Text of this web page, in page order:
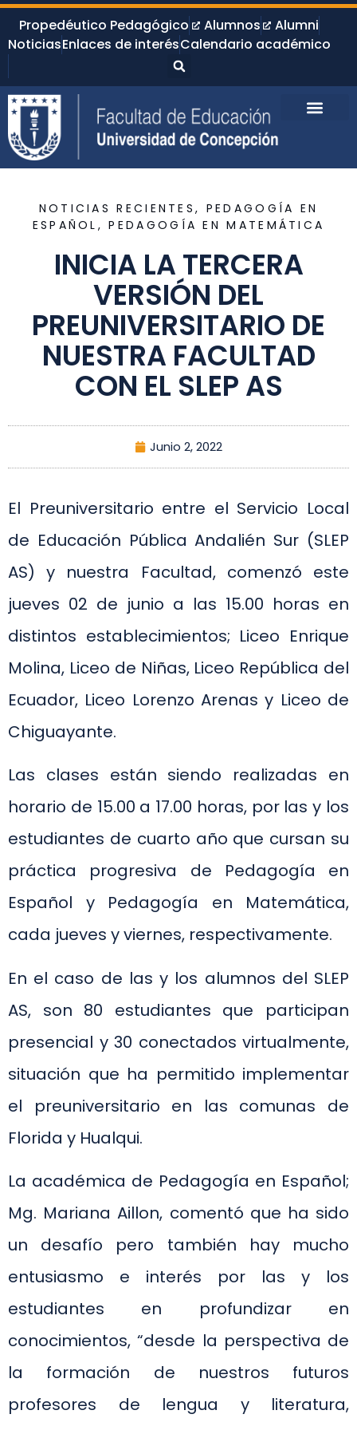
Propedéutico Pedagógico Alumnos
Alumni
NoticiasEnlaces de interésCalendario académico
NOTICIAS RECIENTES, PEDAGOGÍA EN
ESPAÑOL ,PEDAGOGÍA EN MATEMÁTICA
INICIA LA TERCERA
VERSIÓN DEL
PREUNIVERSITARIO DE
NUESTRA FACULTAD
CON EL SLEP AS
Junio 2, 2022
El Preuniversitario entre el Servicio Local
de Educación Pública Andalién Sur (SLEP
AS) y nuestra Facultad, comenzó este
jueves 02 de junio a las 15.00 horas en
distintos establecimientos; Liceo Enrique
Molina, Liceo de Niñas, Liceo República del
Ecuador, Liceo Lorenzo Arenas y Liceo de
Chiguayante.
Las clases están siendo realizadas en
horario de 15.00 a 17.00 horas, por las y los
estudiantes de cuarto año que cursan su
práctica progresiva de Pedagogía en
Español y Pedagogía en Matemática,
cada jueves y viernes, respectivamente.
En el caso de las y los alumnos del SLEP
AS, son 80 estudiantes que participan
presencial y 30 conectados virtualmente,
situación que ha permitido implementar
el preuniversitario en las comunas de
Florida y Hualqui.
La académica de Pedagogía en Español;
Mg. Mariana Aillon, comentó que ha sido
un desafío pero también hay mucho
entusiasmo e interés por las y los
estudiantes en profundizar en
conocimientos, “desde la perspectiva de
la formación de nuestros futuros
profesores de lengua y literatura,